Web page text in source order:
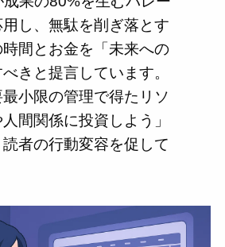
用し、無駄を削ぎ落とす
間とお金を「未来への
きと提言しています。
小限の管理で得たリソ
間関係に投資しよう」
者の行動変容を促して